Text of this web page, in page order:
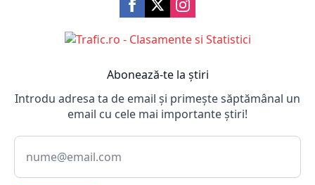
Abonează-te la știri
Introdu adresa ta de email și primește săptămânal un
email cu cele mai importante știri!